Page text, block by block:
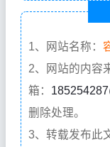
1、网站名称：
2、网站的内容
箱：
删除处理。
3、转载发布此